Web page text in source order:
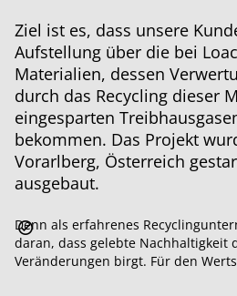
Ziel ist es, dass unsere
Aufstellung über die bei
Materialien, dessen
durch das Recycling dieser
eingesparten
bekommen. Das Projekt
Vorarlberg, Österreich
ausgebaut.
Denn als erfahrenes
daran, dass gelebte Nachhaltigkeit
Veränderungen birgt. Für den